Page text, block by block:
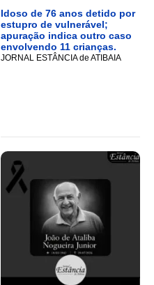
Idoso de 76 anos detido por
estupro de vulnerável;
apuração indica outro caso
envolvendo 11 crianças.
JORNAL ESTÂNCIA de ATIBAIA